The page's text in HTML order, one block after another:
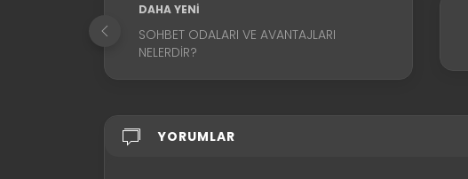
DAHA YENI
SOHBET ODALARI VE AVANTAJLARI
NELERDIR?
YORUMLAR